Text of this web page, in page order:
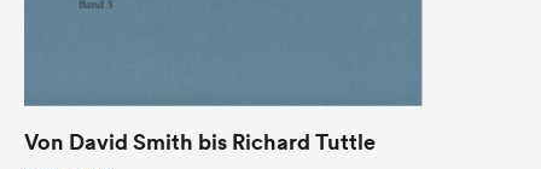
Von David Smith bis Richard Tuttle